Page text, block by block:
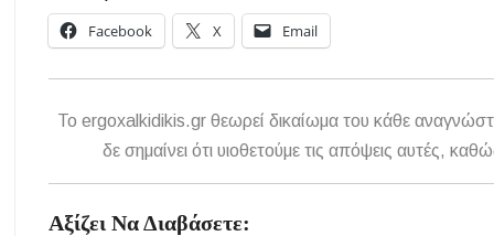
Facebook X Email
To ergoxalkidikis.gr θεωρεί δικαίωμα του κάθε
δε σημαίνει ότι υιοθετούμε τις απόψεις αυτές,
Αξίζει Να Διαβάσετε: